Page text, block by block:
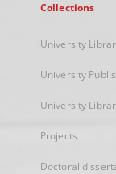
Collections
University
University
University
Projects
Doctoral